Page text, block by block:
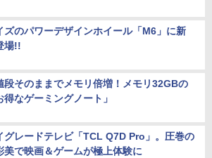
ズのパワーデザインホイール「M6」に新
場!!
段そのままでメモリ倍増！メモリ32GBの
得なゲーミングノート」
グレードテレビ「TCL Q7D Pro」。圧巻の
美で映画＆ゲームが極上体験に